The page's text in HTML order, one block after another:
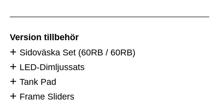
Version tillbehör
Sidoväska Set (60RB / 60RB)
LED-Dimljussats
Tank Pad
Frame Sliders